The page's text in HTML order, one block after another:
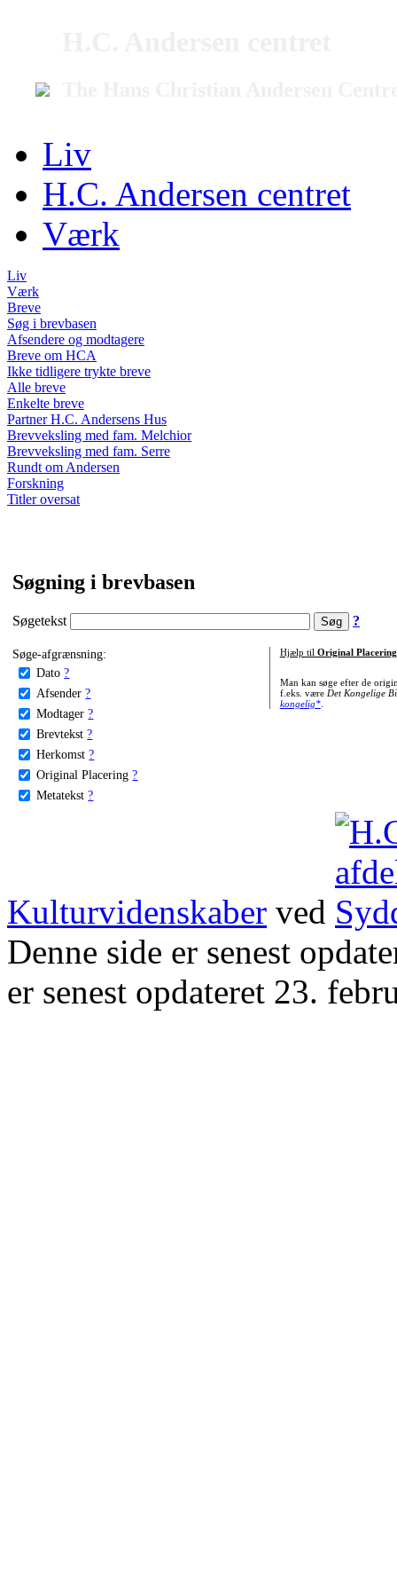
Liv
H.C. Andersen centret
Værk
Liv
Værk
Breve
Søg i brevbasen
Afsendere og modtagere
Breve om HCA
Ikke tidligere trykte breve
Alle breve
Enkelte breve
Partner H.C. Andersens Hus
Brevveksling med fam. Melchior
Brevveksling med fam. Serre
Rundt om Andersen
Forskning
Titler oversat
Søgning i brevbasen
Søgetekst ?
Søge-afgrænsning:
Dato ?
Afsender ?
Modtager ?
Brevtekst ?
Herkomst ?
Original Placering ?
Metatekst ?
Hjælp til Original Placering
Man kan søge efter de
f.eks. være Det Kongelige
kongelig*.
Kulturvidenskaber ved
Denne side er senest
er senest opdateret 23.